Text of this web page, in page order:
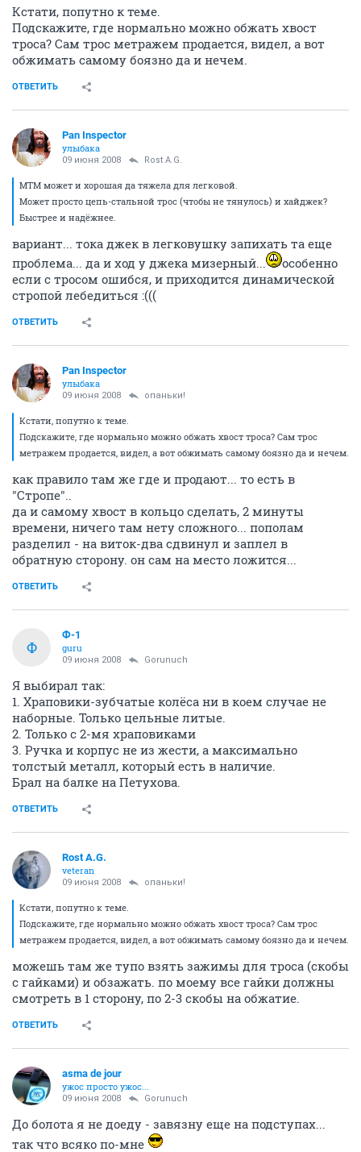
Кстати, попутно к теме.
Подскажите, где нормально можно обжать хвост
троса? Сам трос метражем продается, видел, а вот
обжимать самому боязно да и нечем.
ОТВЕТИТЬ
Pan Inspector
улыбака
09 июня 2008 Rost A.G.
МТМ может и хорошая да тяжела для легковой.
Может просто цепь-стальной трос (чтобы не тянулось) и хайджек?
Быстрее и надёжнее.
вариант... тока джек в легковушку запихать та еще
проблема... да и ход у джека мизерный...
особенно
если с тросом ошибся, и приходится динамической
стропой лебедиться :(((
ОТВЕТИТЬ
Pan Inspector
улыбака
09 июня 2008 опаньки!
Кстати, попутно к теме.
Подскажите, где нормально можно обжать хвост троса? Сам трос
метражем продается, видел, а вот обжимать самому боязно да и нечем.
как правило там же где и продают... то есть в
"Стропе"..
да и самому хвост в кольцо сделать, 2 минуты
времени, ничего там нету сложного... пополам
разделил - на виток-два сдвинул и заплел в
обратную сторону. он сам на место ложится...
ОТВЕТИТЬ
Ф
Ф-1
guru
09 июня 2008 Gorunuch
Я выбирал так:
1. Храповики-зубчатые колёса ни в коем случае не
наборные. Только цельные литые.
2. Только с 2-мя храповиками
3. Ручка и корпус не из жести, а максимально
толстый металл, который есть в наличие.
Брал на балке на Петухова.
ОТВЕТИТЬ
Rost A.G.
veteran
09 июня 2008 опаньки!
Кстати, попутно к теме.
Подскажите, где нормально можно обжать хвост троса? Сам трос
метражем продается, видел, а вот обжимать самому боязно да и нечем.
можешь там же тупо взять зажимы для троса (скобы
с гайками) и обзажать. по моему все гайки должны
смотреть в 1 сторону, по 2-3 скобы на обжатие.
ОТВЕТИТЬ
asma de jour
ужос просто ужос...
09 июня 2008 Gorunuch
До болота я не доеду - завязну еще на подступах...
так что всяко по-мне